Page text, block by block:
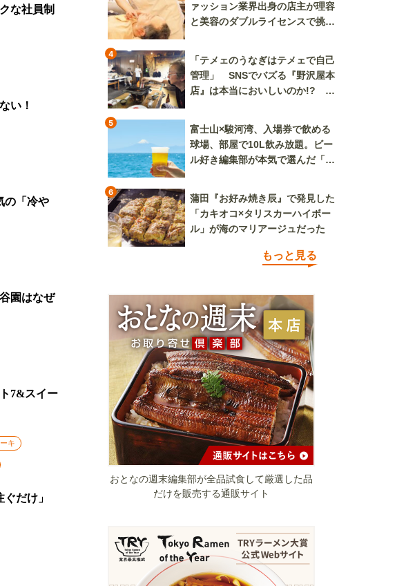
な社員制
い！
の「冷や
園はなぜ
7&スイー
キ
だけ」
ァッション業界出身の店主が理容
と美容のダブルライセンスで挑む
4
「テメェのうなぎはテメェで自己
管理」 SNSでバズる『野沢屋本
店』は本当においしいのか!? い
5
富士山×駿河湾、入場券で飲める
球場、部屋で10L飲み放題。ビー
ル好き編集部が本気で選んだ「ビ
6
蒲田『お好み焼き辰』で発見した
「カキオコ×タリスカーハイボー
ル」が海のマリアージュだった
もっと見る
おとなの週末編集部が全品試食して厳選した品
だけを販売する通販サイト